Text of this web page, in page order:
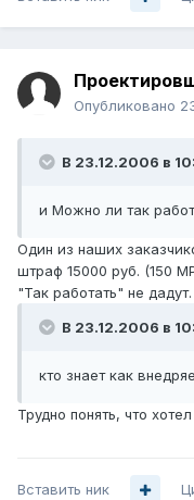
Опубликовано
В 23.12.2006 в
и Можно ли так
Один из наших
штраф 15000 руб. (150
"Так работать" не дадут.
В 23.12.2006 в
кто знает как
Трудно понять, что
Вставить ник